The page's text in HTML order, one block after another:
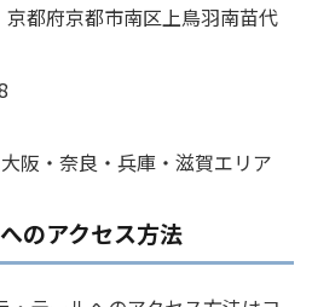
都府京都市南区上鳥羽南苗代
阪・奈良・兵庫・滋賀エリア
のアクセス方法